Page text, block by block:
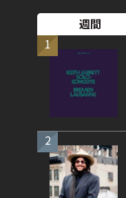
週間
1
2